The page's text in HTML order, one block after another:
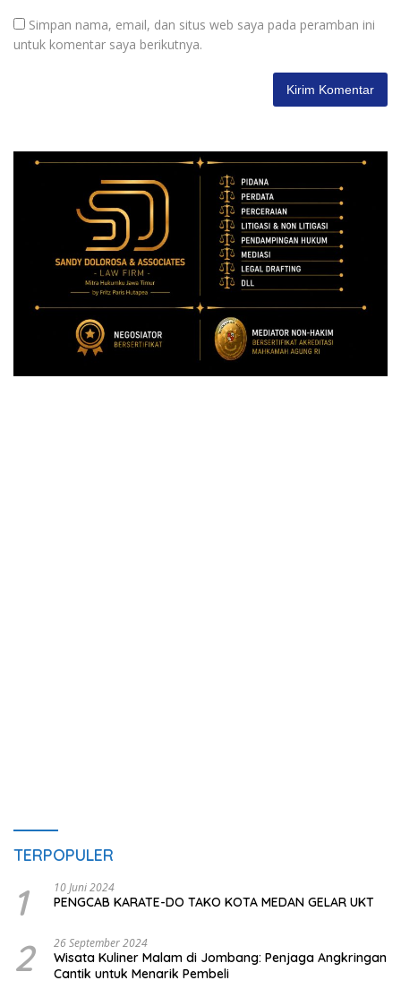
Simpan nama, email, dan situs web saya pada peramban ini
untuk komentar saya berikutnya.
TERPOPULER
1 10 Juni 2024
PENGCAB KARATE-DO TAKO KOTA MEDAN GELAR UKT
2 26 September 2024
Wisata Kuliner Malam di Jombang: Penjaga Angkringan
Cantik untuk Menarik Pembeli